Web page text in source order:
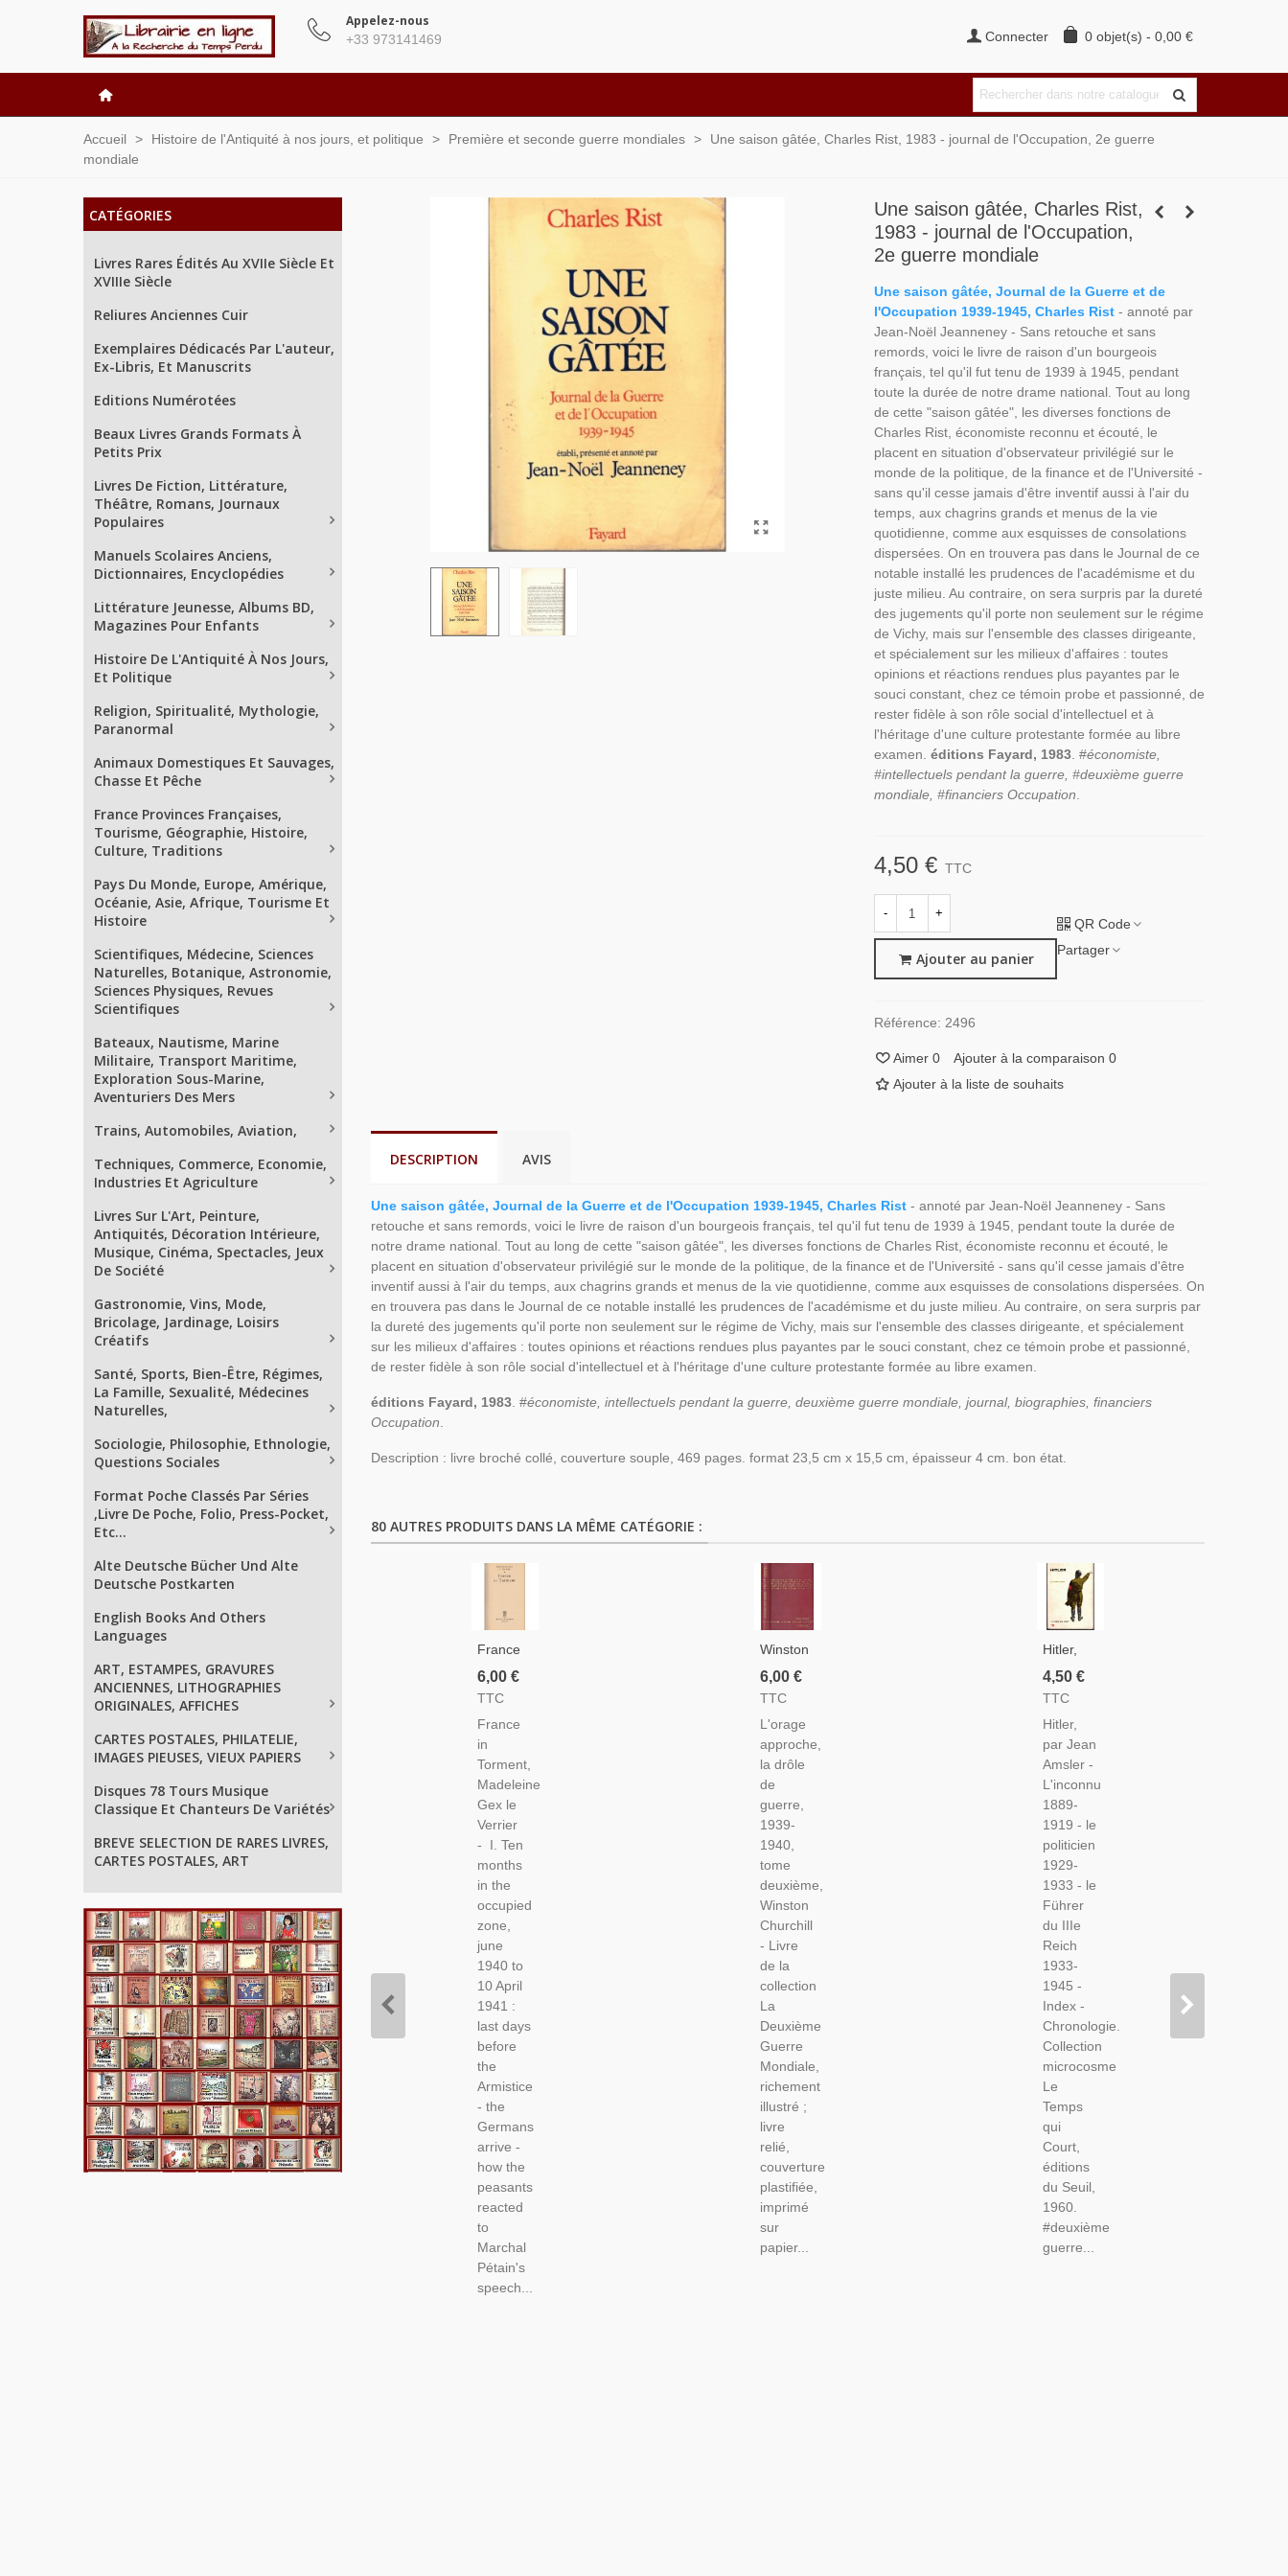
Appelez-nous
+33 973141469 Connecter 0 objet(s) - 0,00 €
Accueil > Histoire de l'Antiquité à nos jours, et politique > Première et seconde guerre mondiales >
Une saison gâtée, Charles Rist, 1983 - journal de l'Occupation, 2e guerre
mondiale
CATÉGORIES
Livres Rares Édités Au XVIIe Siècle Et
XVIIIe Siècle
Reliures Anciennes Cuir
Exemplaires Dédicacés Par L'auteur,
Ex-Libris, Et Manuscrits
Editions Numérotées
Beaux Livres Grands Formats À
Petits Prix
Livres De Fiction, Littérature,
Théâtre, Romans, Journaux
Populaires
Manuels Scolaires Anciens,
Dictionnaires, Encyclopédies
Littérature Jeunesse, Albums BD,
Magazines Pour Enfants
Histoire De L'Antiquité À Nos Jours,
Et Politique
Religion, Spiritualité, Mythologie,
Paranormal
Animaux Domestiques Et Sauvages,
Chasse Et Pêche
France Provinces Françaises,
Tourisme, Géographie, Histoire,
Culture, Traditions
Pays Du Monde, Europe, Amérique,
Océanie, Asie, Afrique, Tourisme Et
Histoire
Scientifiques, Médecine, Sciences
Naturelles, Botanique, Astronomie,
Sciences Physiques, Revues
Scientifiques
Bateaux, Nautisme, Marine
Militaire, Transport Maritime,
Exploration Sous-Marine,
Aventuriers Des Mers
Trains, Automobiles, Aviation,
Techniques, Commerce, Economie,
Industries Et Agriculture
Livres Sur L'Art, Peinture,
Antiquités, Décoration Intérieure,
Musique, Cinéma, Spectacles, Jeux
De Société
Gastronomie, Vins, Mode,
Bricolage, Jardinage, Loisirs
Créatifs
Santé, Sports, Bien-Être, Régimes,
La Famille, Sexualité, Médecines
Naturelles,
Sociologie, Philosophie, Ethnologie,
Questions Sociales
Format Poche Classés Par Séries
,Livre De Poche, Folio, Press-Pocket,
Etc...
Alte Deutsche Bücher Und Alte
Deutsche Postkarten
English Books And Others
Languages
ART, ESTAMPES, GRAVURES
ANCIENNES, LITHOGRAPHIES
ORIGINALES, AFFICHES
CARTES POSTALES, PHILATELIE,
IMAGES PIEUSES, VIEUX PAPIERS
Disques 78 Tours Musique
Classique Et Chanteurs De Variétés
BREVE SELECTION DE RARES LIVRES,
CARTES POSTALES, ART
Une saison gâtée, Charles Rist,
1983 - journal de l'Occupation,
2e guerre mondiale
Une saison gâtée, Journal de la Guerre et de
l'Occupation 1939-1945, Charles Rist- annoté par
Jean-Noël Jeanneney - Sans retouche et sans
remords, voici le livre de raison d'un bourgeois
français, tel qu'il fut tenu de 1939 à 1945, pendant
toute la durée de notre drame national. Tout au long
de cette "saison gâtée", les diverses fonctions de
Charles Rist, économiste reconnu et écouté, le
placent en situation d'observateur privilégié sur le
monde de la politique, de la finance et de l'Université -
sans qu'il cesse jamais d'être inventif aussi à l'air du
temps, aux chagrins grands et menus de la vie
quotidienne, comme aux esquisses de consolations
dispersées. On en trouvera pas dans le Journal de ce
notable installé les prudences de l'académisme et du
juste milieu. Au contraire, on sera surpris par la dureté
des jugements qu'il porte non seulement sur le régime
de Vichy, mais sur l'ensemble des classes dirigeante,
et spécialement sur les milieux d'affaires : toutes
opinions et réactions rendues plus payantes par le
souci constant, chez ce témoin probe et passionné, de
rester fidèle à son rôle social d'intellectuel et à
l'héritage d'une culture protestante formée au libre
examen. éditions Fayard, 1983. #économiste,
#intellectuels pendant la guerre, #deuxième guerre
mondiale, #financiers Occupation
4,50 € TTC
- +
Ajouter au panier
QR Code
Partager
Référence: 2496
Aimer 0 Ajouter à la comparaison 0
Ajouter à la liste de souhaits
DESCRIPTION AVIS
Une saison gâtée, Journal de la Guerre et de l'Occupation 1939-1945, Charles Rist - annoté par Jean-Noël Jeanneney - Sans
retouche et sans remords, voici le livre de raison d'un bourgeois français, tel qu'il fut tenu de 1939 à 1945, pendant toute la durée de
notre drame national. Tout au long de cette "saison gâtée", les diverses fonctions de Charles Rist, économiste reconnu et écouté, le
placent en situation d'observateur privilégié sur le monde de la politique, de la finance et de l'Université - sans qu'il cesse jamais d'être
inventif aussi à l'air du temps, aux chagrins grands et menus de la vie quotidienne, comme aux esquisses de consolations dispersées. On
en trouvera pas dans le Journal de ce notable installé les prudences de l'académisme et du juste milieu. Au contraire, on sera surpris par
la dureté des jugements qu'il porte non seulement sur le régime de Vichy, mais sur l'ensemble des classes dirigeante, et spécialement
sur les milieux d'affaires : toutes opinions et réactions rendues plus payantes par le souci constant, chez ce témoin probe et passionné,
de rester fidèle à son rôle social d'intellectuel et à l'héritage d'une culture protestante formée au libre examen.
éditions Fayard, 1983. #économiste, intellectuels pendant la guerre, deuxième guerre mondiale, journal, biographies, financiers
Occupation.
Description : livre broché collé, couverture souple, 469 pages. format 23,5 cm x 15,5 cm, épaisseur 4 cm. bon état.
80 AUTRES PRODUITS DANS LA MÊME CATÉGORIE :
France
In
Torment,
Gex Le
Verrier,
1942 -
Paris
Occupée,
2e
Guerre
Mondiale,
English
6,00 €
TTC
France
in
Torment,
Madeleine
Gex le
Verrier
- I. Ten
months
in the
occupied
zone,
june
1940 to
10 April
1941 :
last days
before
the
Armistice
- the
Germans
arrive -
how the
peasants
reacted
to
Marchal
Pétain's
speech...
Winston
Churchill,
La
Guerre
Mondiale,
T2 La
Drôle De
Guerre
1939-
1940,
1965 -
2e
Guerre
Mondiale,
6,00 €
TTC
L'orage
approche,
la drôle
de
guerre,
1939-
1940,
tome
deuxième,
Winston
Churchill
- Livre
de la
collection
La
Deuxième
Guerre
Mondiale,
richement
illustré ;
livre
relié,
couverture
plastifiée,
imprimé
sur
papier...
Hitler,
Jean
Amsler,
2e
Guerre
Mondiale,
Nazisme,
Biographies
4,50 €
TTC
Hitler,
par Jean
Amsler -
L'inconnu
1889-
1919 - le
politicien
1929-
1933 - le
Führer
du IIIe
Reich
1933-
1945 -
Index -
Chronologie.
Collection
microcosme
Le
Temps
qui
Court,
éditions
du Seuil,
1960.
#deuxième
guerre...